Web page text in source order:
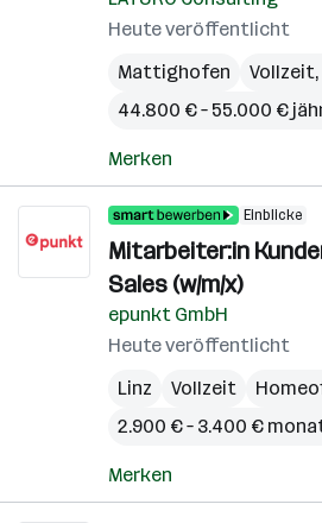
Heute veröffentlicht
Mattighofen
44.800 € – 55.000 €
Merken
Einblicke
Mitarbeiter:in
Sales (w/m/x)
epunkt GmbH
Heute veröffentlicht
Linz
Vollzeit
2.900 € – 3.400 €
Merken